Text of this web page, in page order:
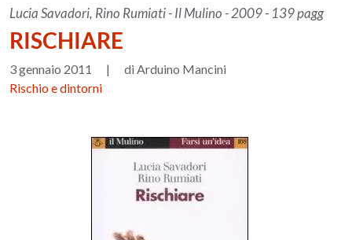
Lucia Savadori, Rino Rumiati - Il Mulino - 2009 - 139 pagg
RISCHIARE
3 gennaio 2011 |
di Arduino Mancini
Rischio e dintorni